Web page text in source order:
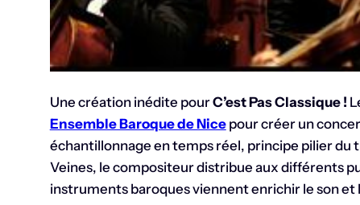
Une création inédite pourC’est Pas Classique !
Ensemble Baroque de Nicepour créer un
échantillonnage en temps réel, principe pilier du
Veines, le compositeur distribue aux différents
instruments baroques viennent enrichir le son